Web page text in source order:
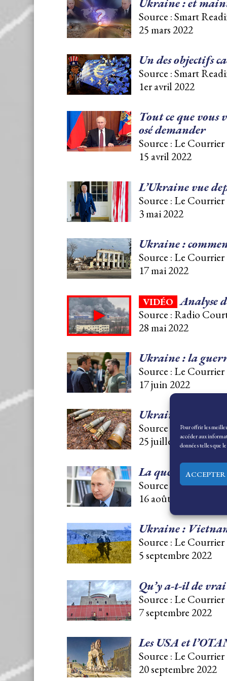
Pour offrir les
accéder aux
données telles que
ACCEPTER
Source : Smart
25 mars 2022
Un des objectifs
Source : Smart
1er avril 2022
Tout ce que
osé demander
Source : Le Courrier
15 avril 2022
L’Ukraine vue
Source : Le Courrier
3 mai 2022
Ukraine :
Source : Le Courrier
17 mai 2022
VIDÉO Analyse
Source : Radio
28 mai 2022
Ukraine : la
Source : Le Courrier
17 juin 2022
Ukraine : il y a
Source : Le Courrier
25 juillet 2022
La question du
Source : Le Courrier
16 août 2022
Ukraine :
Source : Le Courrier
5 septembre 2022
Qu’y a-t-il de
Source : Le Courrier
7 septembre 2022
Les USA et
Source : Le Courrier
20 septembre 2022